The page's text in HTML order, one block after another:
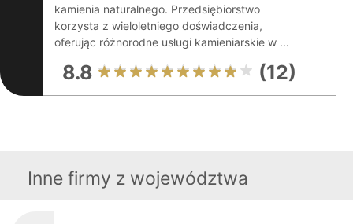
kamienia naturalnego. Przedsiębiorstwo
korzysta z wieloletniego doświadczenia,
oferując różnorodne usługi kamieniarskie w ...
8.8 (12)
Inne firmy z województwa